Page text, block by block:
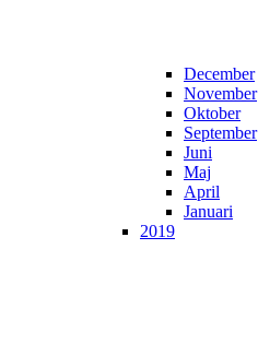
December
November
Oktober
September
Juni
Maj
April
Januari
2019